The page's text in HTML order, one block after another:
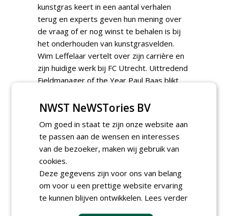
kunstgras keert in een aantal verhalen
terug en experts geven hun mening over
de vraag of er nog winst te behalen is bij
het onderhouden van kunstgrasvelden.
Wim Leffelaar vertelt over zijn carrière en
zijn huidige werk bij FC Utrecht. Uittredend
Fieldmanager of the Year Paul Baas blikt
verslag van de vrijwilligersdag van
interessante verhalen in deze uitgave. Veel
leesplezier!
Naam:
Jaar:
2023
Nummer:
5
NWST NeWSTories BV
Om goed in staat te zijn onze website aan
te passen aan de wensen en interesses
van de bezoeker, maken wij gebruik van
cookies.
Deze gegevens zijn voor ons van belang
om voor u een prettige website ervaring
te kunnen blijven ontwikkelen. Lees verder